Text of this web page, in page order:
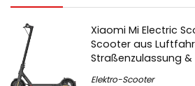
Xiaomi Mi Electric
Scooter aus
Straßenzulassung &
Elektro-Scooter